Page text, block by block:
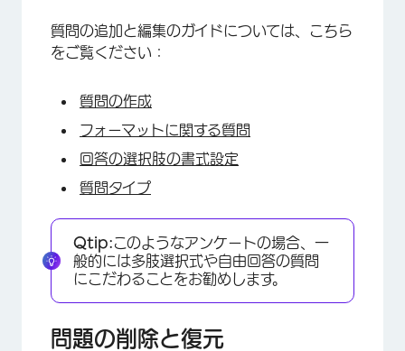
質問の追加と編集のガイドについては、こちら
をご覧ください：
質問の作成
フォーマットに関する質問
回答の選択肢の書式設定
質問タイプ
Qtip:このようなアンケートの場合、一
般的には多肢選択式や自由回答の質問
にこだわることをお勧めします。
問題の削除と復元